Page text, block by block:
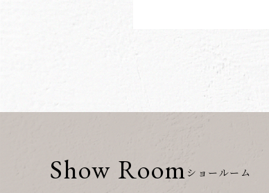
Show Room ショールーム